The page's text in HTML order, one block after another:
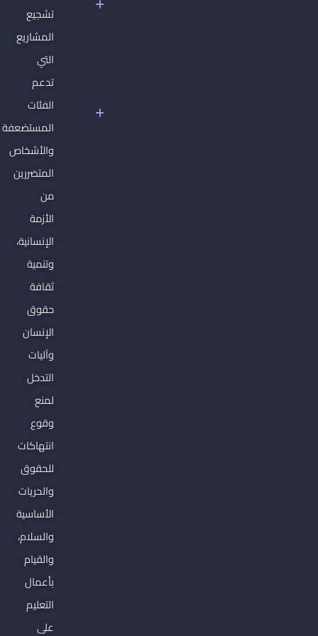
تشجيع
المشاريع
التي
تدعم
الفئات
المستضعفة
والأشخاص
المتضررين
من
الأزمة
الإنسانية،
وتنمية
ثقافة
حقوق
الإنسان
وآليات
التدخل
لمنع
وقوع
انتهاكات
للحقوق
والحريات
الأساسية
والسلام،
والقيام
بأعمال
التعليم
على